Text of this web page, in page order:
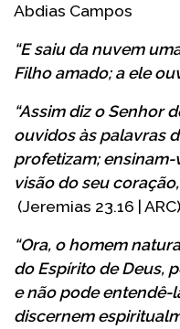
Abdias Campos
“E saiu da nuvem
Filho amado; a ele
“Assim diz o Senhor
ouvidos às palavras
profetizam;
visão do seu
(Jeremias 23.16 |
“Ora, o homem
do Espírito de Deus,
e não pode entendê-
discernem